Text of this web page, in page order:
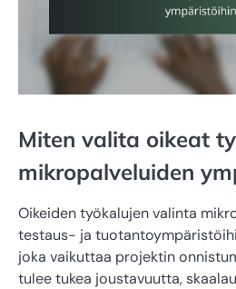
Miten valita oikeat
mikropalveluiden
Oikeiden työkalujen valinta
testaus- ja
joka vaikuttaa projektin
tulee tukea joustavuutta,